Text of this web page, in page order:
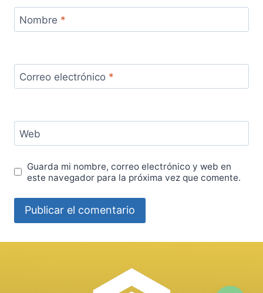
Nombre *
Correo electrónico *
Web
Guarda mi nombre, correo electrónico y web en
este navegador para la próxima vez que comente.